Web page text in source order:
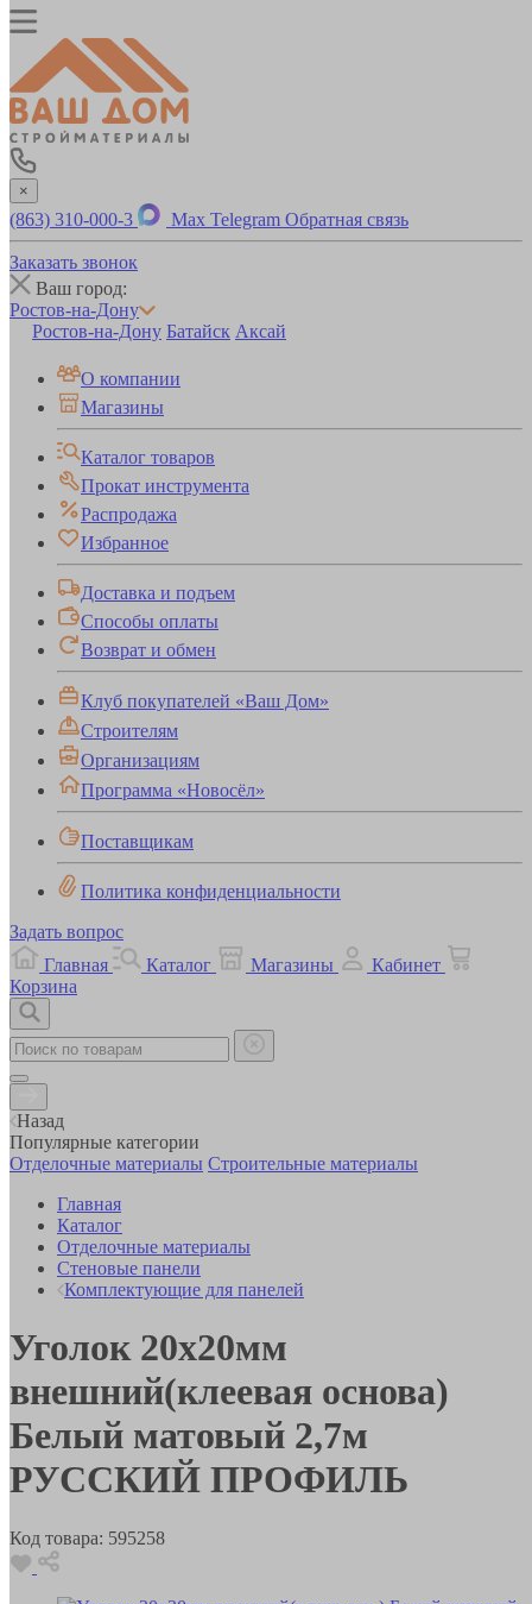
×
(863) 310-000-3 Max Telegram Обратная связь
Заказать звонок
Ваш город:
Ростов-на-Дону
Ростов-на-Дону Батайск Аксай
О компании
Магазины
Каталог товаров
Прокат инструмента
Распродажа
Избранное
Доставка и подъем
Способы оплаты
Возврат и обмен
Клуб покупателей «Ваш Дом»
Строителям
Организациям
Программа «Новосёл»
Поставщикам
Политика конфиденциальности
Задать вопрос
Главная
Каталог Магазины
Кабинет
Корзина
Назад
Популярные категории
Отделочные материалы Строительные материалы
Главная
Каталог
Отделочные материалы
Стеновые панели
Комплектующие для панелей
Уголок 20х20мм
внешний(клеевая основа)
Белый матовый 2,7м
РУССКИЙ ПРОФИЛЬ
Код товара: 595258